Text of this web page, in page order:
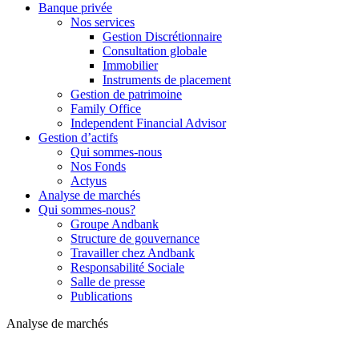
Banque privée
Nos services
Gestion Discrétionnaire
Consultation globale
Immobilier
Instruments de placement
Gestion de patrimoine
Family Office
Independent Financial Advisor
Gestion d’actifs
Qui sommes-nous
Nos Fonds
Actyus
Analyse de marchés
Qui sommes-nous?
Groupe Andbank
Structure de gouvernance
Travailler chez Andbank
Responsabilité Sociale
Salle de presse
Publications
Analyse de marchés